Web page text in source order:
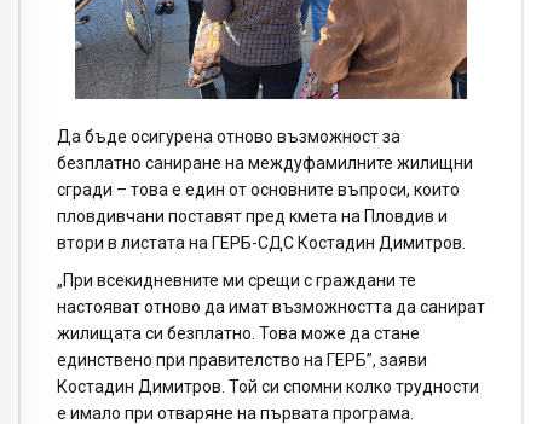
Да бъде осигурена отново възможност за
безплатно саниране на междуфамилните жилищни
сгради – това е един от основните въпроси, които
пловдивчани поставят пред кмета на Пловдив и
втори в листата на ГЕРБ-СДС Костадин Димитров.
„При всекидневните ми срещи с граждани те
настояват отново да имат възможността да санират
жилищата си безплатно. Това може да стане
единствено при правителство на ГЕРБ”, заяви
Костадин Димитров. Той си спомни колко трудности
е имало при отваряне на първата програма.